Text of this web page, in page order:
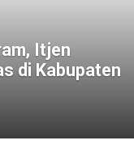
Itjen
di Kabupaten